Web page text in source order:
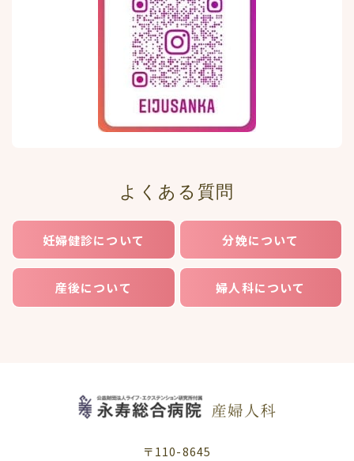
よくある質問
妊婦健診について 分娩について
産後について 婦人科について
〒110-8645